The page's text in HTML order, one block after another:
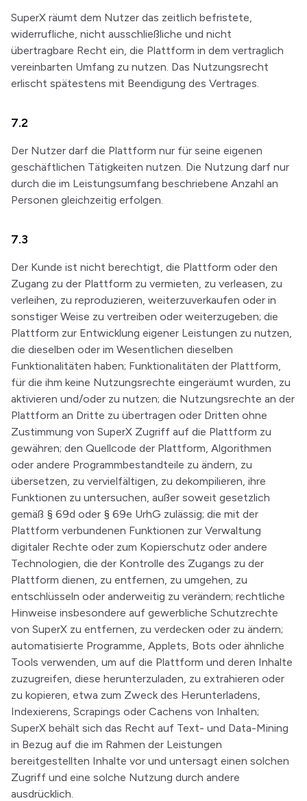
SuperX räumt dem Nutzer das zeitlich befristete,
widerrufliche, nicht ausschließliche und nicht
übertragbare Recht ein, die Plattform in dem vertraglich
vereinbarten Umfang zu nutzen. Das Nutzungsrecht
erlischt spätestens mit Beendigung des Vertrages.
7.2
Der Nutzer darf die Plattform nur für seine eigenen
geschäftlichen Tätigkeiten nutzen. Die Nutzung darf nur
durch die im Leistungsumfang beschriebene Anzahl an
Personen gleichzeitig erfolgen.
7.3
Der Kunde ist nicht berechtigt, die Plattform oder den
Zugang zu der Plattform zu vermieten, zu verleasen, zu
verleihen, zu reproduzieren, weiterzuverkaufen oder in
sonstiger Weise zu vertreiben oder weiterzugeben; die
Plattform zur Entwicklung eigener Leistungen zu nutzen,
die dieselben oder im Wesentlichen dieselben
Funktionalitäten haben; Funktionalitäten der Plattform,
für die ihm keine Nutzungsrechte eingeräumt wurden, zu
aktivieren und/oder zu nutzen; die Nutzungsrechte an der
Plattform an Dritte zu übertragen oder Dritten ohne
Zustimmung von SuperX Zugriff auf die Plattform zu
gewähren; den Quellcode der Plattform, Algorithmen
oder andere Programmbestandteile zu ändern, zu
übersetzen, zu vervielfältigen, zu dekompilieren, ihre
Funktionen zu untersuchen, außer soweit gesetzlich
gemäß § 69d oder § 69e UrhG zulässig; die mit der
Plattform verbundenen Funktionen zur Verwaltung
digitaler Rechte oder zum Kopierschutz oder andere
Technologien, die der Kontrolle des Zugangs zu der
Plattform dienen, zu entfernen, zu umgehen, zu
entschlüsseln oder anderweitig zu verändern; rechtliche
Hinweise insbesondere auf gewerbliche Schutzrechte
von SuperX zu entfernen, zu verdecken oder zu ändern;
automatisierte Programme, Applets, Bots oder ähnliche
Tools verwenden, um auf die Plattform und deren Inhalte
zuzugreifen, diese herunterzuladen, zu extrahieren oder
zu kopieren, etwa zum Zweck des Herunterladens,
Indexierens, Scrapings oder Cachens von Inhalten;
SuperX behält sich das Recht auf Text- und Data-Mining
in Bezug auf die im Rahmen der Leistungen
bereitgestellten Inhalte vor und untersagt einen solchen
Zugriff und eine solche Nutzung durch andere
ausdrücklich.